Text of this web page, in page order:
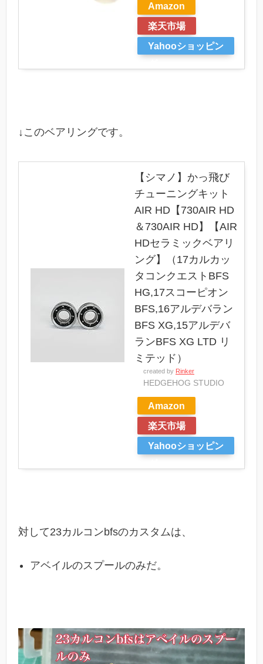
Amazon
楽天市場
Yahooショッピン
↓このベアリングです。
【シマノ】かっ飛び
チューニングキット
AIR HD【730AIR HD
＆730AIR HD】【AIR
HDセラミックベアリ
ング】（17カルカッ
タコンクエストBFS
HG,17スコーピオン
BFS,16アルデバラン
BFS XG,15アルデバ
ランBFS XG LTD リ
ミテッド）
created by Rinker
HEDGEHOG STUDIO
Amazon
楽天市場
Yahooショッピン
対して23カルコンbfsのカスタムは、
アベイルのスプールのみだ。